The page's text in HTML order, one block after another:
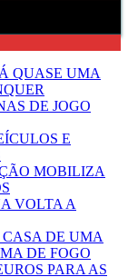
QUASE UMA
DE JOGO
E
MOBILIZA
VOLTA A
DE UMA
DE FOGO
PARA AS